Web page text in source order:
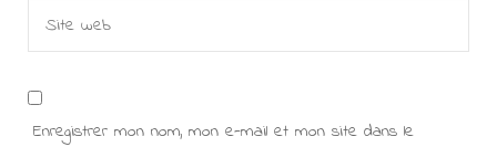
Enregistrer mon nom, mon e-mail et mon site dans le